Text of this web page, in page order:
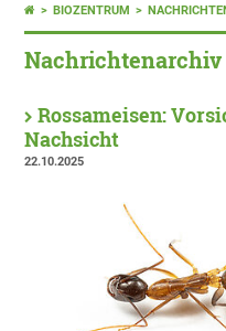
BIOZENTRUM
Nachrichtenarchiv
Rossameisen:
Nachsicht
22.10.2025